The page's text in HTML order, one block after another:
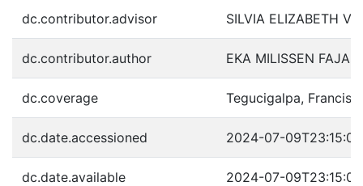
dc.contributor.advisor SILVIA ELIZABETH
dc.contributor.author EKA MILISSEN
dc.coverage Tegucigalpa,
dc.date.accessioned 2024-07-
dc.date.available 2024-07-